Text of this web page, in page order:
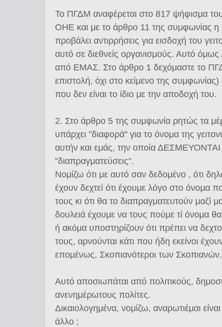
Το ΠΓΔΜ αναφέρεται στο 817 ψήφισμα
ΟΗΕ και με το άρθρο 11 της συμφωνίας
προβάλει αντιρρήσεις για εισδοχή του
αυτό σε διεθνείς οργανισμούς. Αυτό
από ΕΜΑΣ. Στο άρθρο 1 δεχόμαστε το
επιστολή, όχι στο κείμενο της
που δεν είναι το ίδιο με την αποδοχή του.
2. Στο άρθρο 5 της συμφωνία ρητώς τα
υπάρχει "διαφορά" για το όνομα της
αυτήν και εμάς, την οποία ΔΕΣΜΕΥΟΝΤΑΙ
"διαπραγματεύσεις".
Νομίζω ότι με αυτό σαν δεδομένο , ότι
έχουν δεχτεί ότι έχουμε λόγο στο όνομα
τους κι ότι θα το διαπραγματευτούν μαζί
δουλειά έχουμε να τους πούμε τί όνομα
ή ακόμα υποστηρίζουν ότι πρέπει να
τους, αρνούνται κάτι που ήδη εκείνοι
επομένως, Σκοπιανότεροι των Σκοπιανών.
Αυτό αποσιωπάται από πολιτικούς,
ανενημέρωτους πολίτες.
Δικαιολογημένα, νομίζω, αναρωτιέμαι
άλλο ;